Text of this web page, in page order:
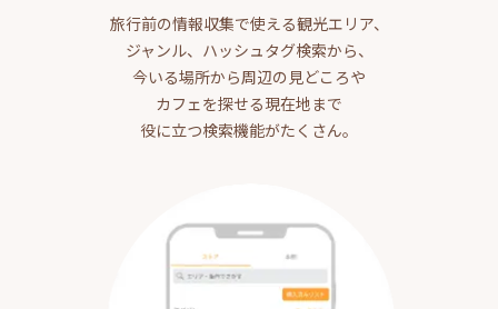
旅行前の情報収集で使える観光エリア、
ジャンル、ハッシュタグ検索から、
今いる場所から周辺の見どころや
カフェを探せる現在地まで
役に立つ検索機能がたくさん。